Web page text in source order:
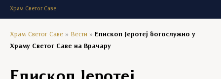
Храм Светог Саве
Храм Светог Саве » Вести » Епископ Јеротеј богослужио у
Храму Светог Саве на Врачару